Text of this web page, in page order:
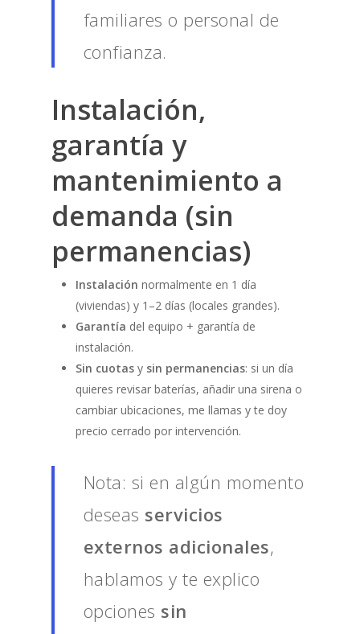
familiares o personal de
confianza.
Instalación,
garantía y
mantenimiento a
demanda (sin
permanencias)
Instalación normalmente en 1 día
(viviendas) y 1–2 días (locales grandes).
Garantía del equipo + garantía de
instalación.
Sin cuotas y sin permanencias: si un día
quieres revisar baterías, añadir una sirena o
cambiar ubicaciones, me llamas y te doy
precio cerrado por intervención.
Nota: si en algún momento
deseas servicios
externos adicionales,
hablamos y te explico
opciones sin